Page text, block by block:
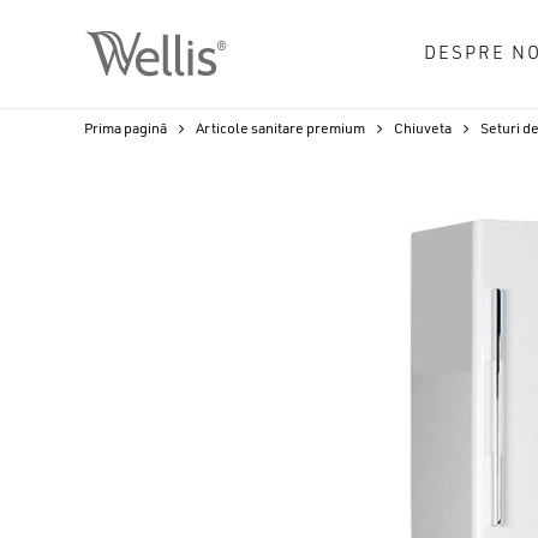
DESPRE NOI
Prima pagină Articole sanitare premium Chiuveta Seturi